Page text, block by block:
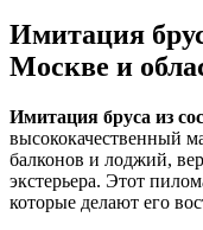
Имитация
Москве и
Имитация бруса из
высококачественный
балконов и лоджий,
экстерьера. Этот
которые делают его